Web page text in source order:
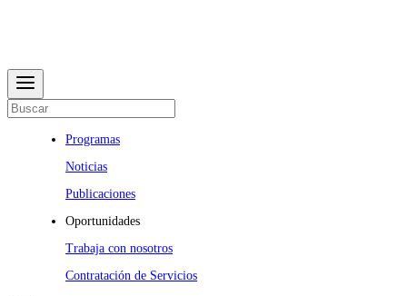
Programas
Noticias
Publicaciones
Oportunidades
Trabaja con nosotros
Contratación de Servicios